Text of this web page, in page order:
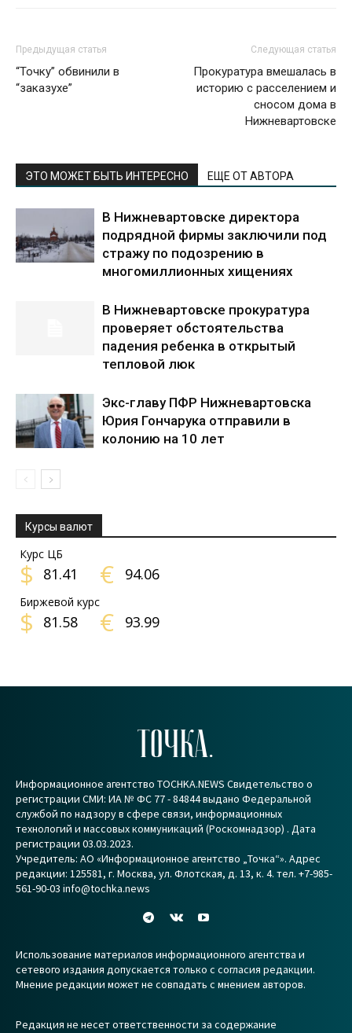
Предыдущая статья
“Точку” обвинили в
“заказухе”
Следующая статья
Прокуратура вмешалась в
историю с расселением и
сносом дома в
Нижневартовске
ЭТО МОЖЕТ БЫТЬ ИНТЕРЕСНО ЕЩЕ ОТ АВТОРА
В Нижневартовске директора
подрядной фирмы заключили под
стражу по подозрению в
многомиллионных хищениях
В Нижневартовске прокуратура
проверяет обстоятельства
падения ребенка в открытый
тепловой люк
Экс-главу ПФР Нижневартовска
Юрия Гончарука отправили в
колонию на 10 лет
Курсы валют
Курс ЦБ
$ 81.41 € 94.06
Биржевой курс
$ 81.58 € 93.99
ТОЧКА.
Информационное агентство TOCHKA.NEWS Свидетельство о
регистрации СМИ: ИА № ФС 77 - 84844 выдано Федеральной
службой по надзору в сфере связи, информационных
технологий и массовых коммуникаций (Роскомнадзор) . Дата
регистрации 03.03.2023.
Учредитель: АО «Информационное агентство „Точка“». Адрес
редакции: 125581, г. Москва, ул. Флотская, д. 13, к. 4. тел. +7-985-
561-90-03 info@tochka.news
Использование материалов информационного агентства и
сетевого издания допускается только с согласия редакции.
Мнение редакции может не совпадать с мнением авторов.
Редакция не несет ответственности за содержание